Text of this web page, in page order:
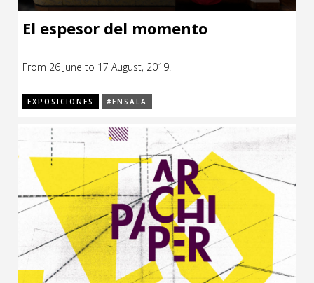
El espesor del momento
From 26 June to 17 August, 2019.
EXPOSICIONES #ENSALA